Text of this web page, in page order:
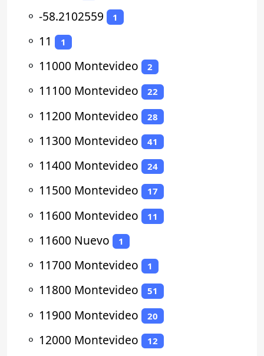
⚬ -58.2102559 1
⚬ 11 1
⚬ 11000 Montevideo 2
⚬ 11100 Montevideo 22
⚬ 11200 Montevideo 28
⚬ 11300 Montevideo 41
⚬ 11400 Montevideo 24
⚬ 11500 Montevideo 17
⚬ 11600 Montevideo 11
⚬ 11600 Nuevo 1
⚬ 11700 Montevideo 1
⚬ 11800 Montevideo 51
⚬ 11900 Montevideo 20
⚬ 12000 Montevideo 12